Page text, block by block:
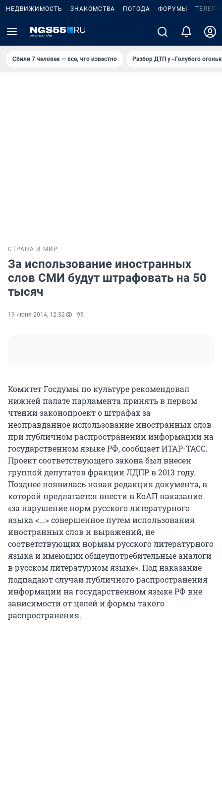
НЕДВИЖИМОСТЬ ЗНАКОМСТВА ПОГОДА ФОРУМЫ
Сбили 7 человек — все, что известно Разбор ДТП у «Голубого
СТРАНА И МИР
За использование иностранных
слов СМИ будут штрафовать на 50
тысяч
19 июня 2014, 12:32 99
Комитет Госдумы по культуре рекомендовал
нижней палате парламента принять в первом
чтении законопроект о штрафах за
неоправданное использование иностранных слов
при публичном распространении информации на
государственном языке РФ, сообщает ИТАР-ТАСС.
Проект соответствующего закона был внесен
группой депутатов фракции ЛДПР в 2013 году.
Позднее появилась новая редакция документа, в
которой предлагается внести в КоАП наказание
«за нарушение норм русского литературного
языка <...> совершенное путем использования
иностранных слов и выражений, не
соответствующих нормам русского литературного
языка и имеющих общеупотребительные аналоги
в русском литературном языке». Под наказание
подпадают случаи публичного распространения
информации на государственном языке РФ вне
зависимости от целей и формы такого
распространения.